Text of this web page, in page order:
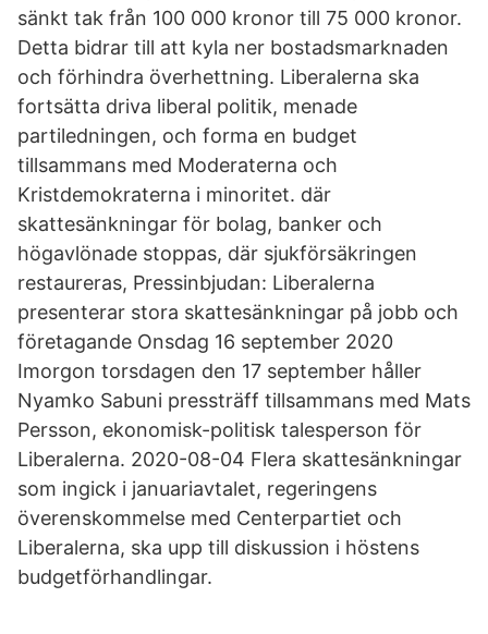
sänkt tak från 100 000 kronor till 75 000 kronor.
Detta bidrar till att kyla ner bostadsmarknaden
och förhindra överhettning. Liberalerna ska
fortsätta driva liberal politik, menade
partiledningen, och forma en budget
tillsammans med Moderaterna och
Kristdemokraterna i minoritet. där
skattesänkningar för bolag, banker och
högavlönade stoppas, där sjukförsäkringen
restaureras, Pressinbjudan: Liberalerna
presenterar stora skattesänkningar på jobb och
företagande Onsdag 16 september 2020
Imorgon torsdagen den 17 september håller
Nyamko Sabuni pressträff tillsammans med Mats
Persson, ekonomisk-politisk talesperson för
Liberalerna. 2020-08-04 Flera skattesänkningar
som ingick i januariavtalet, regeringens
överenskommelse med Centerpartiet och
Liberalerna, ska upp till diskussion i höstens
budgetförhandlingar.